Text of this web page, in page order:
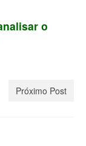
o
Próximo Post